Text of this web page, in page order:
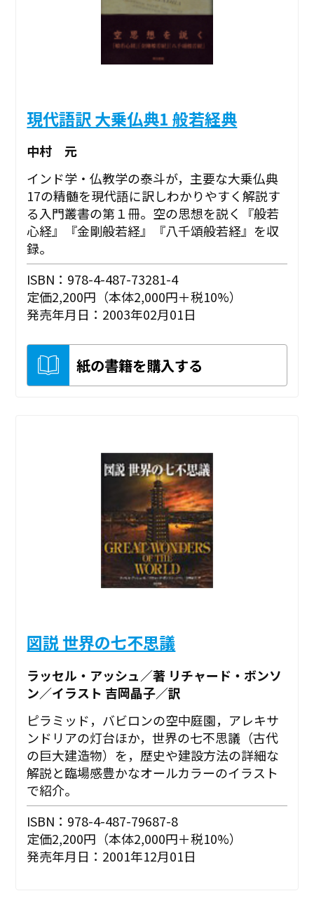
現代語訳 大乗仏典1 般若経典
中村 元
インド学・仏教学の泰斗が，主要な大乗仏典
17の精髄を現代語に訳しわかりやすく解説す
る入門叢書の第１冊。空の思想を説く『般若
心経』『金剛般若経』『八千頌般若経』を収
録。
ISBN：978-4-487-73281-4
定価2,200円（本体2,000円＋税10%）
発売年月日：2003年02月01日
紙の書籍を購入する
図説 世界の七不思議
ラッセル・アッシュ／著 リチャード・ボンソ
ン／イラスト 吉岡晶子／訳
ピラミッド，バビロンの空中庭園，アレキサ
ンドリアの灯台ほか，世界の七不思議（古代
の巨大建造物）を，歴史や建設方法の詳細な
解説と臨場感豊かなオールカラーのイラスト
で紹介。
ISBN：978-4-487-79687-8
定価2,200円（本体2,000円＋税10%）
発売年月日：2001年12月01日